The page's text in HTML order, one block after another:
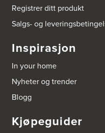
Bonaparte Interiør AS
Borgenveien 66
Tel.:22-142214
Borge butikk AS
Sundemoen Næringspark
3300 Hokksund
http://www.expert.no
Registrer ditt produkt
Salgs- og
Inspirasjon
In your home
Nyheter og trender
Blogg
Kjøpeguider